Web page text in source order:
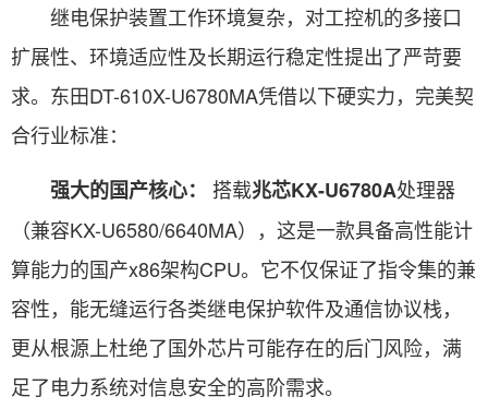
继电保护装置工作环境复杂，对工控机的多接口
扩展性、环境适应性及长期运行稳定性提出了严苛要
求。东田DT-610X-U6780MA凭借以下硬实力，完美契
合行业标准：
强大的国产核心：
搭载兆芯KX-U6780A处理器
（兼容KX-U6580/6640MA），这是一款具备高性能计
算能力的国产x86架构CPU。它不仅保证了指令集的兼
容性，能无缝运行各类继电保护软件及通信协议栈，
更从根源上杜绝了国外芯片可能存在的后门风险，满
足了电力系统对信息安全的高阶需求。